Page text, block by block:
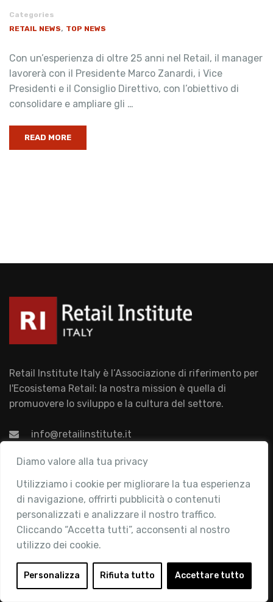
Diamo valore alla tua privacy
Utilizziamo i cookie per migliorare la tua esperienza
di navigazione, offrirti pubblicità o contenuti
personalizzati e analizzare il nostro traffico.
Cliccando “Accetta tutti”, acconsenti al nostro
utilizzo dei cookie.
Personalizza Rifiuta tutto Accettare tutto
Categories
RETAIL NEWS, TOP NEWS
Con un’esperienza di oltre 25 anni nel Retail, il manager
lavorerà con il Presidente Marco Zanardi, i Vice
Presidenti e il Consiglio Direttivo, con l’obiettivo di
consolidare e ampliare gli …
READ MORE
Retail Institute Italy è l’Associazione di riferimento per
l'Ecosistema Retail: la nostra mission è quella di
promuovere lo sviluppo e la cultura del settore.
info@retailinstitute.it
Associazione
Chi siamo
Attività
Contatti
Area Riservata
Login
Diventa Socio